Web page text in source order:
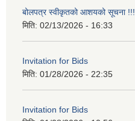
बोलपत्र स्वीकृतको आशयको सूचना !!!
मिति: 02/13/2026 - 16:33
Invitation for Bids
मिति: 01/28/2026 - 22:35
Invitation for Bids